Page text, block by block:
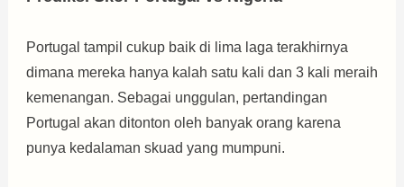
Portugal tampil cukup baik di lima laga terakhirnya
dimana mereka hanya kalah satu kali dan 3 kali meraih
kemenangan. Sebagai unggulan, pertandingan
Portugal akan ditonton oleh banyak orang karena
punya kedalaman skuad yang mumpuni.